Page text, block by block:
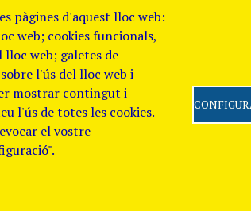
pàgines d'aquest lloc web:
web; cookies funcionals,
web; galetes de
l'ús del lloc web i
mostrar contingut i
l'ús de totes les cookies.
el vostre
de Privacitat